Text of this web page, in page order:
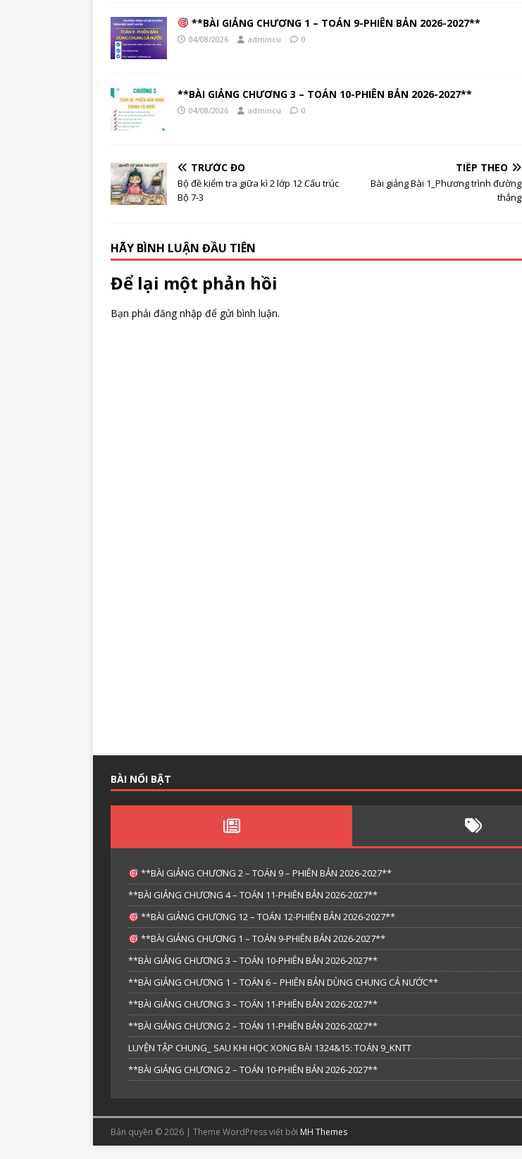
**BÀI GIẢNG CHƯƠNG 1 – TOÁN 9-PHIÊN BẢN 2026-2027**
04/08/2026 admincu 0
**BÀI GIẢNG CHƯƠNG 3 – TOÁN 10-PHIÊN BẢN 2026-2027**
04/08/2026 admincu 0
TRƯỚC ĐÓ
Bộ đề kiểm tra giữa kì 2 lớp 12 Cấu trúc
Bộ 7-3
TIẾP THEO
Bài giảng Bài 1_Phương trình đường
thẳng
HÃY BÌNH LUẬN ĐẦU TIÊN
Để lại một phản hồi
Bạn phải đăng nhập để gửi bình luận.
BÀI NỔI BẬT
**BÀI GIẢNG CHƯƠNG 2 – TOÁN 9 – PHIÊN BẢN 2026-2027**
**BÀI GIẢNG CHƯƠNG 4 – TOÁN 11-PHIÊN BẢN 2026-2027**
**BÀI GIẢNG CHƯƠNG 12 – TOÁN 12-PHIÊN BẢN 2026-2027**
**BÀI GIẢNG CHƯƠNG 1 – TOÁN 9-PHIÊN BẢN 2026-2027**
**BÀI GIẢNG CHƯƠNG 3 – TOÁN 10-PHIÊN BẢN 2026-2027**
**BÀI GIẢNG CHƯƠNG 1 – TOÁN 6 – PHIÊN BẢN DÙNG CHUNG CẢ NƯỚC**
**BÀI GIẢNG CHƯƠNG 3 – TOÁN 11-PHIÊN BẢN 2026-2027**
**BÀI GIẢNG CHƯƠNG 2 – TOÁN 11-PHIÊN BẢN 2026-2027**
LUYỆN TẬP CHUNG_ SAU KHI HỌC XONG BÀI 1324&15: TOÁN 9_KNTT
**BÀI GIẢNG CHƯƠNG 2 – TOÁN 10-PHIÊN BẢN 2026-2027**
Bản quyền © 2026 | Theme WordPress viết bởi MH Themes